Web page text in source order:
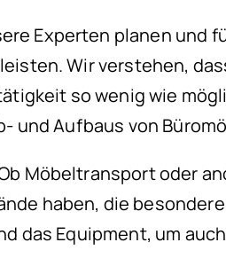
Experten planen und
Wir verstehen,
so wenig wie
und Aufbaus von
Möbeltransport oder
haben, die
das Equipment, um